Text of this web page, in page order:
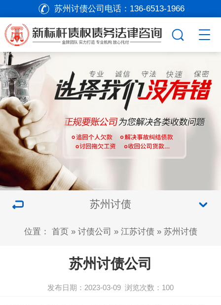
苏州讨债公司电话： 136-6513-1966
苏州讨债
位置： 首页» 讨债公司 » 江苏讨债» 苏州讨债
苏州讨债公司
发布日期：2023-03-09 浏览次数： 100